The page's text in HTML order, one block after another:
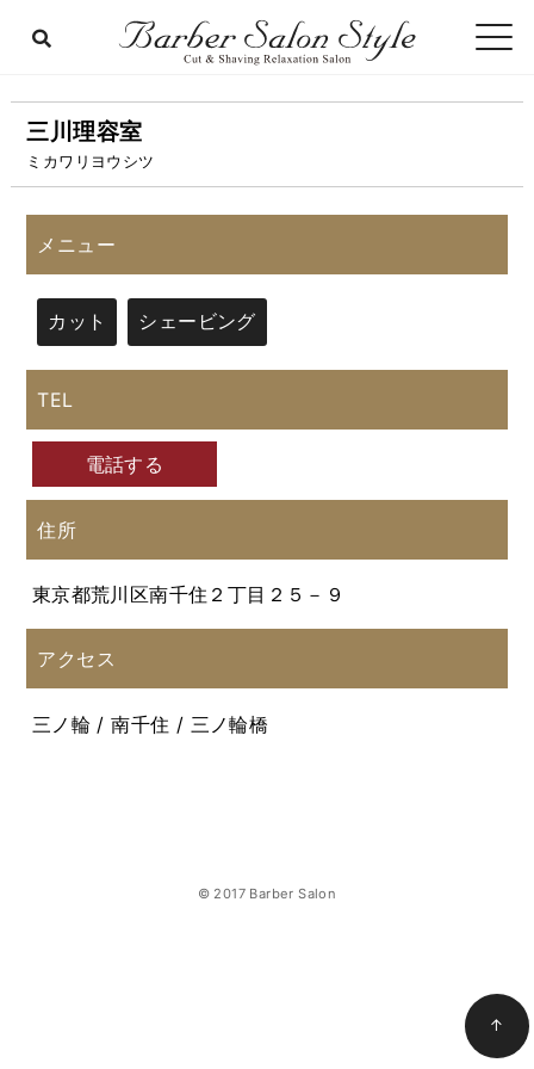
三川理容室
ミカワリヨウシツ
メニュー
カット シェービング
TEL
電話する
住所
東京都荒川区南千住２丁目２５－９
アクセス
三ノ輪 / 南千住 / 三ノ輪橋
© 2017 Barber Salon
↑